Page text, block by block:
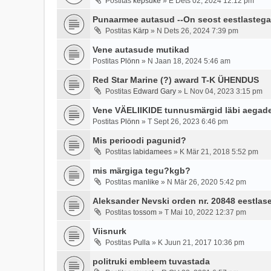
Punaarmee autasud --On seost
Postitas Kärp » N Dets 26, 2024 7:39 pm
Vene autasude mutikad
Postitas Plönn » N Jaan 18, 2024 5:46 am
Red Star Marine (?) award T-K ÜHENDUS
Postitas Edward Gary » L Nov 04, 2023 3:15 pm
Vene VÄELIIKIDE tunnusmärgid läbi
Postitas Plönn » T Sept 26, 2023 6:46 pm
Mis perioodi pagunid?
Postitas labidamees » K Mär 21, 2018 5:52 pm
mis märgiga tegu?kgb?
Postitas manlike » N Mär 26, 2020 5:42 pm
Aleksander Nevski orden nr. 20848
Postitas tossom » T Mai 10, 2022 12:37 pm
Viisnurk
Postitas Pulla » K Juun 21, 2017 10:36 pm
politruki embleem tuvastada